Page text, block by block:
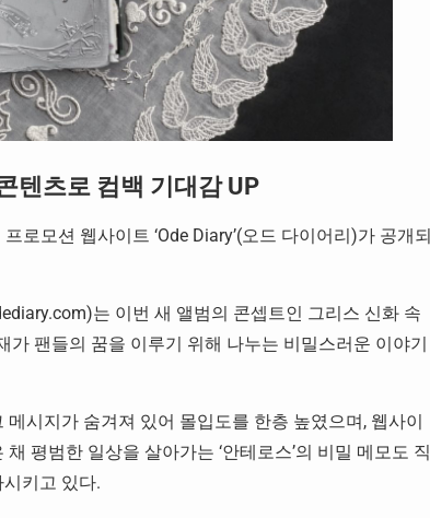
텐츠로 컴백 기대감 UP
로모션 웹사이트 ‘Ode Diary’(오드 다이어리)가 공개
는 이번 새 앨범의 콘셉트인 그리스 신화 속
가 팬들의 꿈을 이루기 위해 나누는 비밀스러운 이야기
시지가 숨겨져 있어 몰입도를 한층 높였으며, 웹사이
평범한 일상을 살아가는 ‘안테로스’의 비밀 메모도 직
키고 있다.